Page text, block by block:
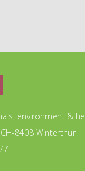
environment &
8408 Winterthur